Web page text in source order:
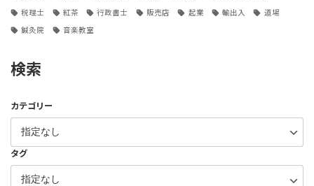
税理士 紅茶 行政書士 販売店 起業 輸出入 道場
鍼灸院 音楽教室
検索
カテゴリー
タグ